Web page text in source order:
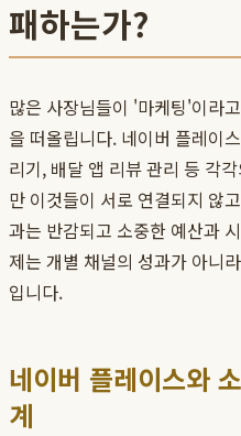
패하는가?
많은 사장님들이 '마케팅'이라
을 떠올립니다. 네이버 플레이
리기, 배달 앱 리뷰 관리 등 각
만 이것들이 서로 연결되지 않
과는 반감되고 소중한 예산과
제는 개별 채널의 성과가 아니
입니다.
네이버 플레이스와
계